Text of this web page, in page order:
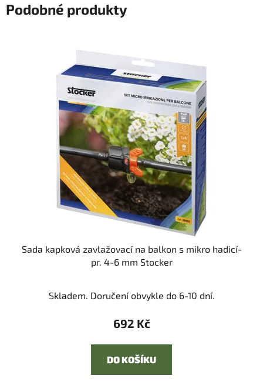
Podobné produkty
Sada kapková zavlažovací na balkon s mikro hadicí-
pr. 4-6 mm Stocker
Skladem. Doručení obvykle do 6-10 dní.
692 Kč
DO KOŠÍKU